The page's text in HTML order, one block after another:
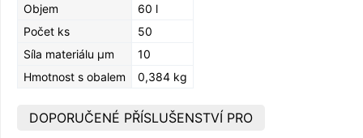
Objem
60 l
Počet ks
50
Síla materiálu µm
10
Hmotnost s obalem
0,384 kg
DOPORUČENÉ PŘÍSLUŠENSTVÍ PRO